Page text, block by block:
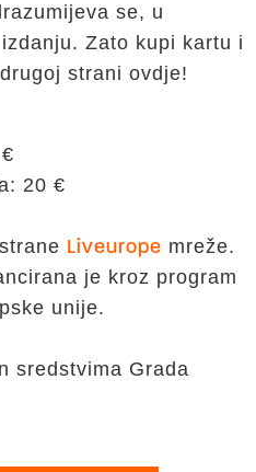
se, u
Zato kupi kartu i
strani ovdje!
20 €
Liveurope mreže.
je kroz program
unije.
sredstvima Grada